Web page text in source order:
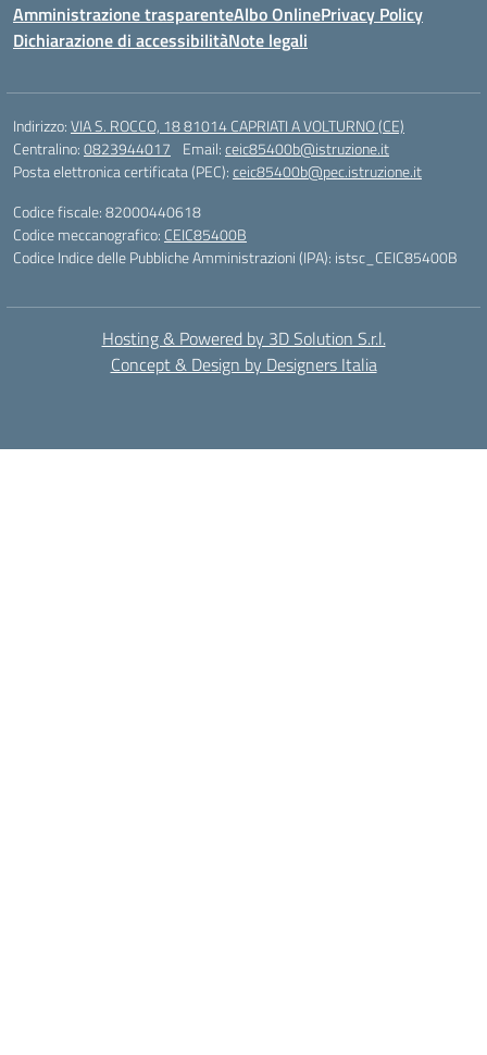
Amministrazione trasparenteAlbo OnlinePrivacy Policy
Dichiarazione di accessibilitàNote legali
Indirizzo:VIA S. ROCCO, 18 81014 CAPRIATI A VOLTURNO (CE)
Centralino:0823944017 Email:ceic85400b@istruzione.it
Posta elettronica certificata (PEC):ceic85400b@pec.istruzione.it
Codice fiscale: 82000440618
Codice meccanografico: CEIC85400B
Codice Indice delle Pubbliche Amministrazioni (IPA): istsc_CEIC85400B
Hosting & Powered by 3D Solution S.r.l.
Concept & Design by Designers Italia